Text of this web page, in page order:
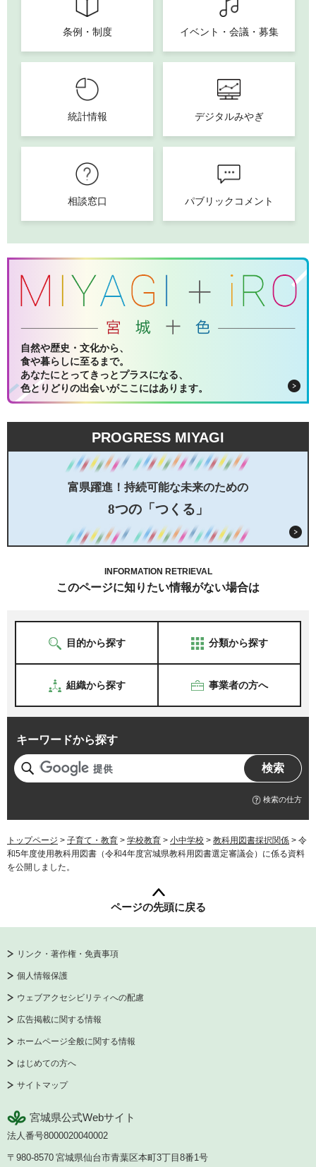
条例・制度 イベント・会議・募集
統計情報 デジタルみやぎ
相談窓口 パブリックコメント
自然や歴史・文化から、
食や暮らしに至るまで。
あなたにとってきっとプラスになる、
色とりどりの出会いがここにはあります。
PROGRESS MIYAGI
富県躍進！持続可能な未来のための
8つの「つくる」
INFORMATION RETRIEVAL
このページに知りたい情報がない場合は
目的から探す 分類から探す
組織から探す 事業者の方へ
キーワードから探す
検索の仕方
トップページ > 子育て・教育 > 学校教育 > 小中学校 > 教科用図書採択関係 > 令
和5年度使用教科用図書（令和4年度宮城県教科用図書選定審議会）に係る資料
を公開しました。
ページの先頭に戻る
リンク・著作権・免責事項
個人情報保護
ウェブアクセシビリティへの配慮
広告掲載に関する情報
ホームページ全般に関する情報
はじめての方へ
サイトマップ
宮城県公式Webサイト
法人番号8000020040002
〒980-8570 宮城県仙台市青葉区本町3丁目8番1号